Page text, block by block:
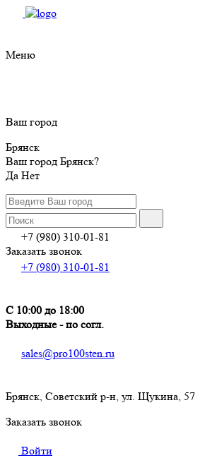
Меню
Ваш город
Брянск
Ваш город Брянск?
Да Нет
+7 (980) 310-01-81
Заказать звонок
+7 (980) 310-01-81
С 10:00 до 18:00
Выходные - по согл.
sales@pro100sten.ru
Брянск, Советский р-н, ул. Щукина, 57
Заказать звонок
Войти